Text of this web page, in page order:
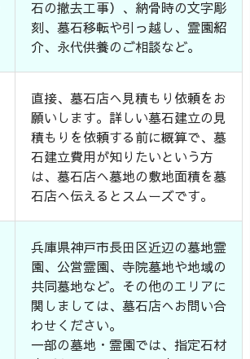
石の撤去工事）、納骨時の文字彫
刻、墓石移転や引っ越し、霊園紹
介、永代供養のご相談など。
直接、墓石店へ見積もり依頼をお
願いします。詳しい墓石建立の見
積もりを依頼する前に概算で、墓
石建立費用が知りたいという方
は、墓石店へ墓地の敷地面積を墓
石店へ伝えるとスムーズです。
兵庫県神戸市長田区近辺の墓地霊
園、公営霊園、寺院墓地や地域の
共同墓地など。その他のエリアに
関しましては、墓石店へお問い合
わせください。
一部の墓地・霊園では、指定石材